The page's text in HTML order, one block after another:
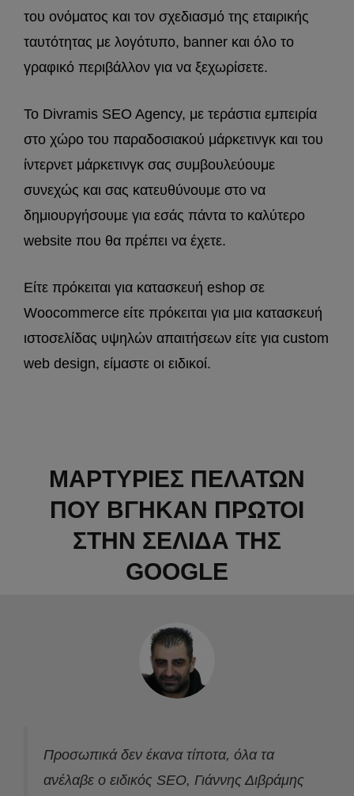
του ονόματος και τον σχεδιασμό της εταιρικής
ταυτότητας με λογότυπο, banner και όλο το
γραφικό περιβάλλον για να ξεχωρίσετε.
Το Divramis SEO Agency, με τεράστια εμπειρία
στο χώρο του παραδοσιακού μάρκετινγκ και του
ίντερνετ μάρκετινγκ σας συμβουλεύουμε
συνεχώς και σας κατευθύνουμε στο να
δημιουργήσουμε για εσάς πάντα το καλύτερο
website που θα πρέπει να έχετε.
Είτε πρόκειται για κατασκευή eshop σε
Woocommerce είτε πρόκειται για μια κατασκευή
ιστοσελίδας υψηλών απαιτήσεων είτε για custom
web design, είμαστε οι ειδικοί.
ΜΑΡΤΥΡΙΕΣ ΠΕΛΑΤΩΝ
ΠΟΥ ΒΓΗΚΑΝ ΠΡΩΤΟΙ
ΣΤΗΝ ΣΕΛΙΔΑ ΤΗΣ
GOOGLE
Προσωπικά δεν έκανα τίποτα, όλα τα
ανέλαβε ο ειδικός SEO, Γιάννης Διβράμης